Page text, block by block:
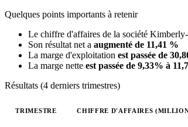
Quelques points importants à retenir
Le chiffre d'affaires de la société
Son résultat net a augmenté de 11,41 %
La marge d'exploitation est passée de
La marge nette est passée de 9,33% à
Résultats (4 derniers trimestres)
TRIMESTRE CHIFFRE D'AFFAIRES